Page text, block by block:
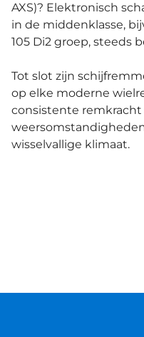
AXS)? Elektronisch
in de middenklasse,
105 Di2 groep, steeds
Tot slot zijn
op elke moderne
consistente remkracht
wisselvallige klimaat.